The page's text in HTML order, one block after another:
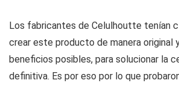
Los fabricantes de Celulhoutte tenían
crear este producto de manera original
beneficios posibles, para solucionar la
definitiva. Es por eso por lo que